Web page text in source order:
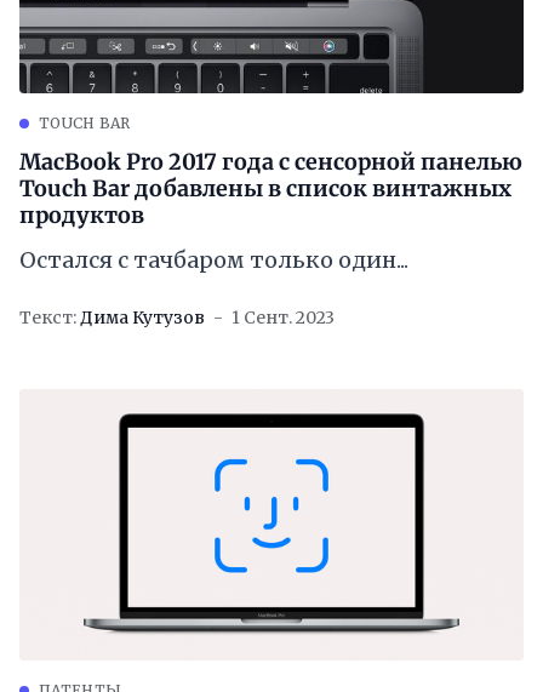
TOUCH BAR
MacBook Pro 2017 года с сенсорной панелью
Touch Bar добавлены в список винтажных
продуктов
Остался с тачбаром только один...
Текст:Дима Кутузов 1 Сент. 2023